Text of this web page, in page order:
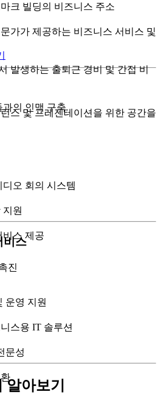
크 빌딩의 비즈니스 주소
가가 제공하는 비즈니스 서비스 및
발생하는 출퇴근 경비 및 간접 비
과의 인맥 구축
스 및 프레젠테이션을 위한 공간을
오 회의 시스템
원
비스 제공
비스
진
운영 지원
스용 IT 솔루션
문성
아보기